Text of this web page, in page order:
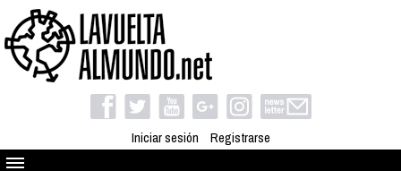
Iniciar sesión Registrarse